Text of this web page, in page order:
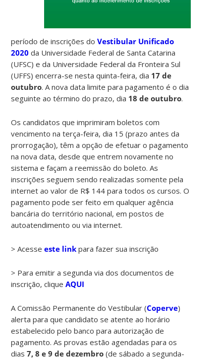
período de inscrições doVestibular Unificado
2020 da Universidade Federal de Santa Catarina
(UFSC) e da Universidade Federal da Fronteira Sul
(UFFS) encerra-se nesta quinta-feira, dia 17 de
outubro. A nova data limite para pagamento é o dia
seguinte ao término do prazo, dia 18 de outubro.
Os candidatos que imprimiram boletos com
vencimento na terça-feira, dia 15 (prazo antes da
prorrogação), têm a opção de efetuar o pagamento
na nova data, desde que entrem novamente no
sistema e façam a reemissão do boleto. As
inscrições seguem sendo realizadas somente pela
internet ao valor de R$ 144 para todos os cursos. O
pagamento pode ser feito em qualquer agência
bancária do território nacional, em postos de
autoatendimento ou via internet.
> Acesseeste link para fazer sua inscrição
> Para emitir a segunda via dos documentos de
inscrição, cliqueAQUI
A Comissão Permanente do Vestibular (Coperve)
alerta para que candidato se atente ao horário
estabelecido pelo banco para autorização de
pagamento. As provas estão agendadas para os
dias7, 8 e 9 de dezembro (de sábado a segunda-